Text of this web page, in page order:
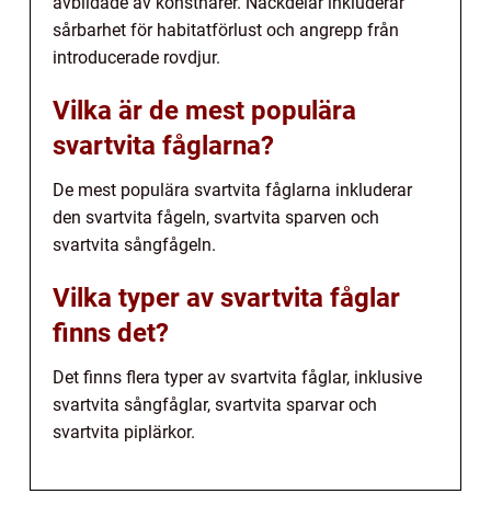
sårbarhet för habitatförlust och angrepp från
introducerade rovdjur.
Vilka är de mest populära
svartvita fåglarna?
De mest populära svartvita fåglarna inkluderar
den svartvita fågeln, svartvita sparven och
svartvita sångfågeln.
Vilka typer av svartvita fåglar
finns det?
Det finns flera typer av svartvita fåglar, inklusive
svartvita sångfåglar, svartvita sparvar och
svartvita piplärkor.